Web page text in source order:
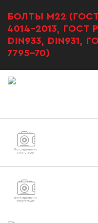
БОЛТЫ М22
4014-2013, ГОСТ
DIN933, DIN931,
7795-70)